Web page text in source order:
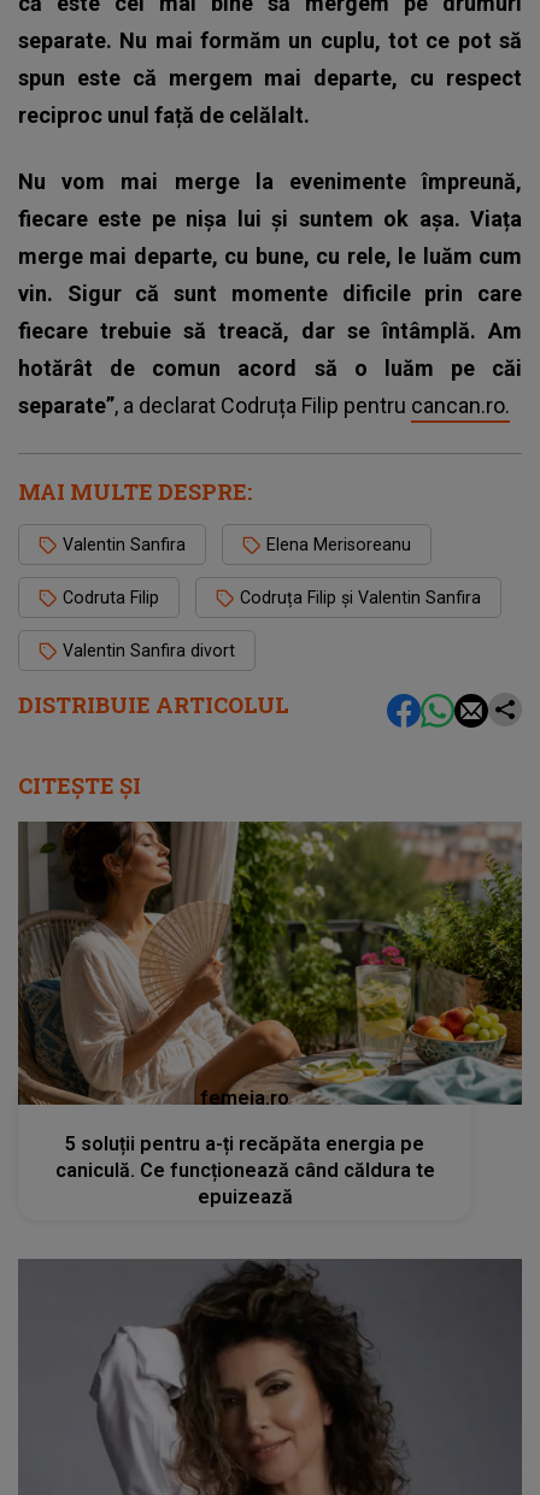
DISTRIBUIE ARTICOLUL
separate. Nu mai formăm un cuplu, tot ce pot să
spun este că mergem mai departe, cu respect
reciproc unul față de celălalt.
Nu vom mai merge la evenimente împreună,
fiecare este pe nișa lui și suntem ok așa. Viața
merge mai departe, cu bune, cu rele, le luăm cum
vin. Sigur că sunt momente dificile prin care
fiecare trebuie să treacă, dar se întâmplă. Am
hotărât de comun acord să o luăm pe căi
separate”, a declarat Codruța Filip pentru cancan.ro.
MAI MULTE DESPRE:
Valentin Sanfira Elena Merisoreanu
Codruta Filip Codruța Filip și Valentin Sanfira
Valentin Sanfira divort
CITEȘTE ȘI
femeia.ro
5 soluții pentru a-ți recăpăta energia pe
caniculă. Ce funcționează când căldura te
epuizează